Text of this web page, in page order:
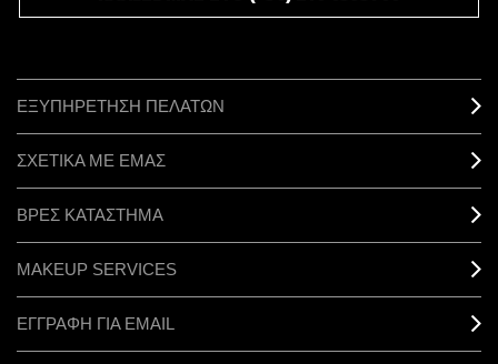
ΕΞΥΠΗΡΕΤΗΣΗ ΠΕΛΑΤΩΝ
ΣΧΕΤΙΚΑ ΜΕ ΕΜΑΣ
ΒΡΕΣ ΚΑΤΑΣΤΗΜΑ
MAKEUP SERVICES
ΕΓΓΡΑΦΗ ΓΙΑ EMAIL